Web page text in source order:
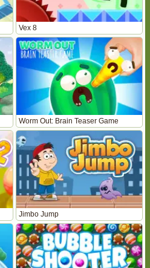
Vex 8
Worm Out: Brain Teaser Game
Jimbo Jump